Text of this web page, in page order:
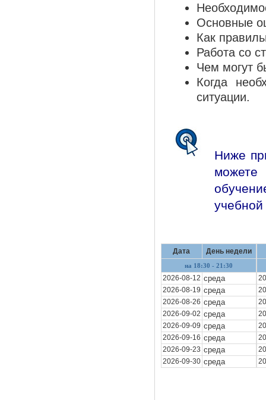
Основные
Как
Работа со
Чем могут
Когда
ситуации.
Ниже
можете
учебной
Дата День недели
на 18:30 - 21:30
2026-08-12 среда
2026-08-19 среда
2026-08-26 среда
2026-09-02 среда
2026-09-09 среда
2026-09-16 среда
2026-09-23 среда
2026-09-30 среда